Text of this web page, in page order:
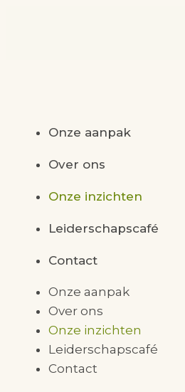
Onze aanpak
Over ons
Onze inzichten
Leiderschapscafé
Contact
Onze aanpak
Over ons
Onze inzichten
Leiderschapscafé
Contact